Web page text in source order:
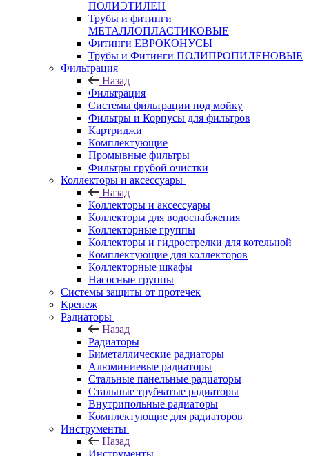
ПОЛИЭТИЛЕН
Трубы и фитинги
МЕТАЛЛОПЛАСТИКОВЫЕ
Фитинги ЕВРОКОНУСЫ
Трубы и Фитинги ПОЛИПРОПИЛЕНОВЫЕ
Фильтрация
Назад
Фильтрация
Системы фильтрации под мойку
Фильтры и Корпусы для фильтров
Картриджи
Комплектующие
Промывные фильтры
Фильтры грубой очистки
Коллекторы и аксессуары
Назад
Коллекторы и аксессуары
Коллекторы для водоснабжения
Коллекторные группы
Коллекторы и гидрострелки для котельной
Комплектующие для коллекторов
Коллекторные шкафы
Насосные группы
Системы защиты от протечек
Крепеж
Радиаторы
Назад
Радиаторы
Биметаллические радиаторы
Алюминиевые радиаторы
Стальные панельные радиаторы
Стальные трубчатые радиаторы
Внутрипольные радиаторы
Комплектующие для радиаторов
Инструменты
Назад
Инструменты